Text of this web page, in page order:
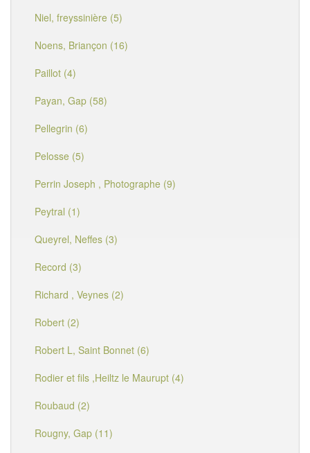
Niel, freyssinière (5)
Noens, Briançon (16)
Paillot (4)
Payan, Gap (58)
Pellegrin (6)
Pelosse (5)
Perrin Joseph , Photographe (9)
Peytral (1)
Queyrel, Neffes (3)
Record (3)
Richard , Veynes (2)
Robert (2)
Robert L, Saint Bonnet (6)
Rodier et fils ,Heiltz le Maurupt (4)
Roubaud (2)
Rougny, Gap (11)